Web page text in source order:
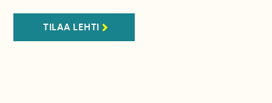
TILAA LEHTI